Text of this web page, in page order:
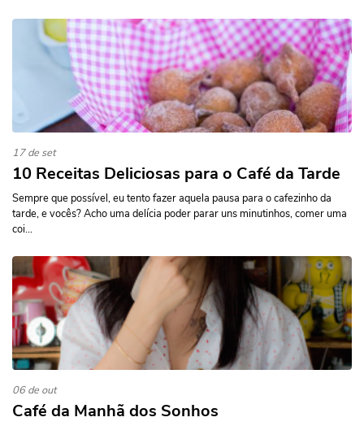
17 de set
10 Receitas Deliciosas para o Café da Tarde
Sempre que possível, eu tento fazer aquela pausa para o cafezinho da
tarde, e vocês? Acho uma delícia poder parar uns minutinhos, comer uma
coi...
06 de out
Café da Manhã dos Sonhos